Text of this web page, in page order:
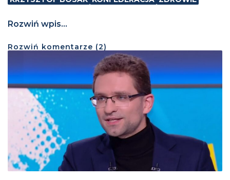
Rozwiń wpis...
Rozwiń komentarze (2)